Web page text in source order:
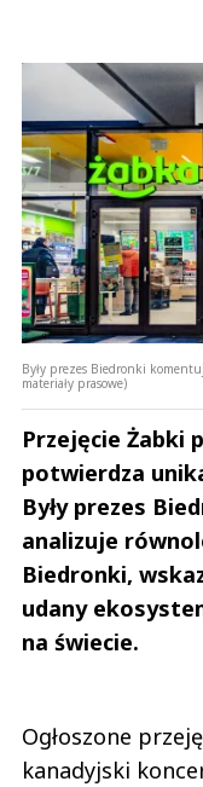
Były prezes Biedronki
materiały prasowe)
Przejęcie Żabki
potwierdza
Były prezes
analizuje
Biedronki,
udany
na świecie.
Ogłoszone
kanadyjski